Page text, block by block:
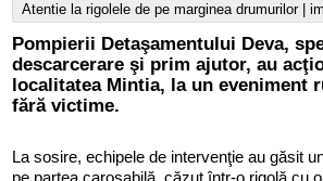
Atentie la rigolele de pe marginea drumurilor |
Pompierii Detaşamentului Deva,
descarcerare şi prim ajutor, au
localitatea Mintia, la un eveniment
fără victime.
La sosire, echipele de intervenţie au găsit
pe partea carosabilă, căzut într-o rigolă cu